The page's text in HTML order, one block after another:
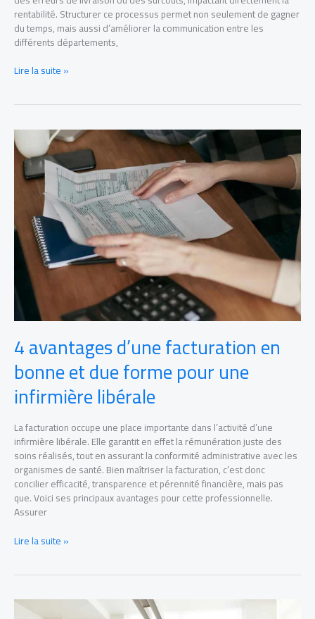
rentabilité. Structurer ce processus permet non seulement de gagner
du temps, mais aussi d’améliorer la communication entre les
différents départements,
Lire la suite »
4 avantages d’une facturation en
bonne et due forme pour une
infirmière libérale
La facturation occupe une place importante dans l’activité d’une
infirmière libérale. Elle garantit en effet la rémunération juste des
soins réalisés, tout en assurant la conformité administrative avec les
organismes de santé. Bien maîtriser la facturation, c’est donc
concilier efficacité, transparence et pérennité financière, mais pas
que. Voici ses principaux avantages pour cette professionnelle.
Assurer
4
avantages
d’une
facturation
et
due
forme
pour
une
infirmière
libérale
Lire la suite »
Ressources